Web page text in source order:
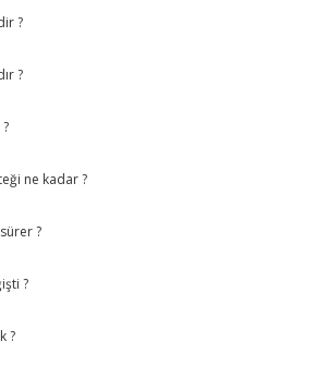
?
?
ne kadar ?
?
?
?